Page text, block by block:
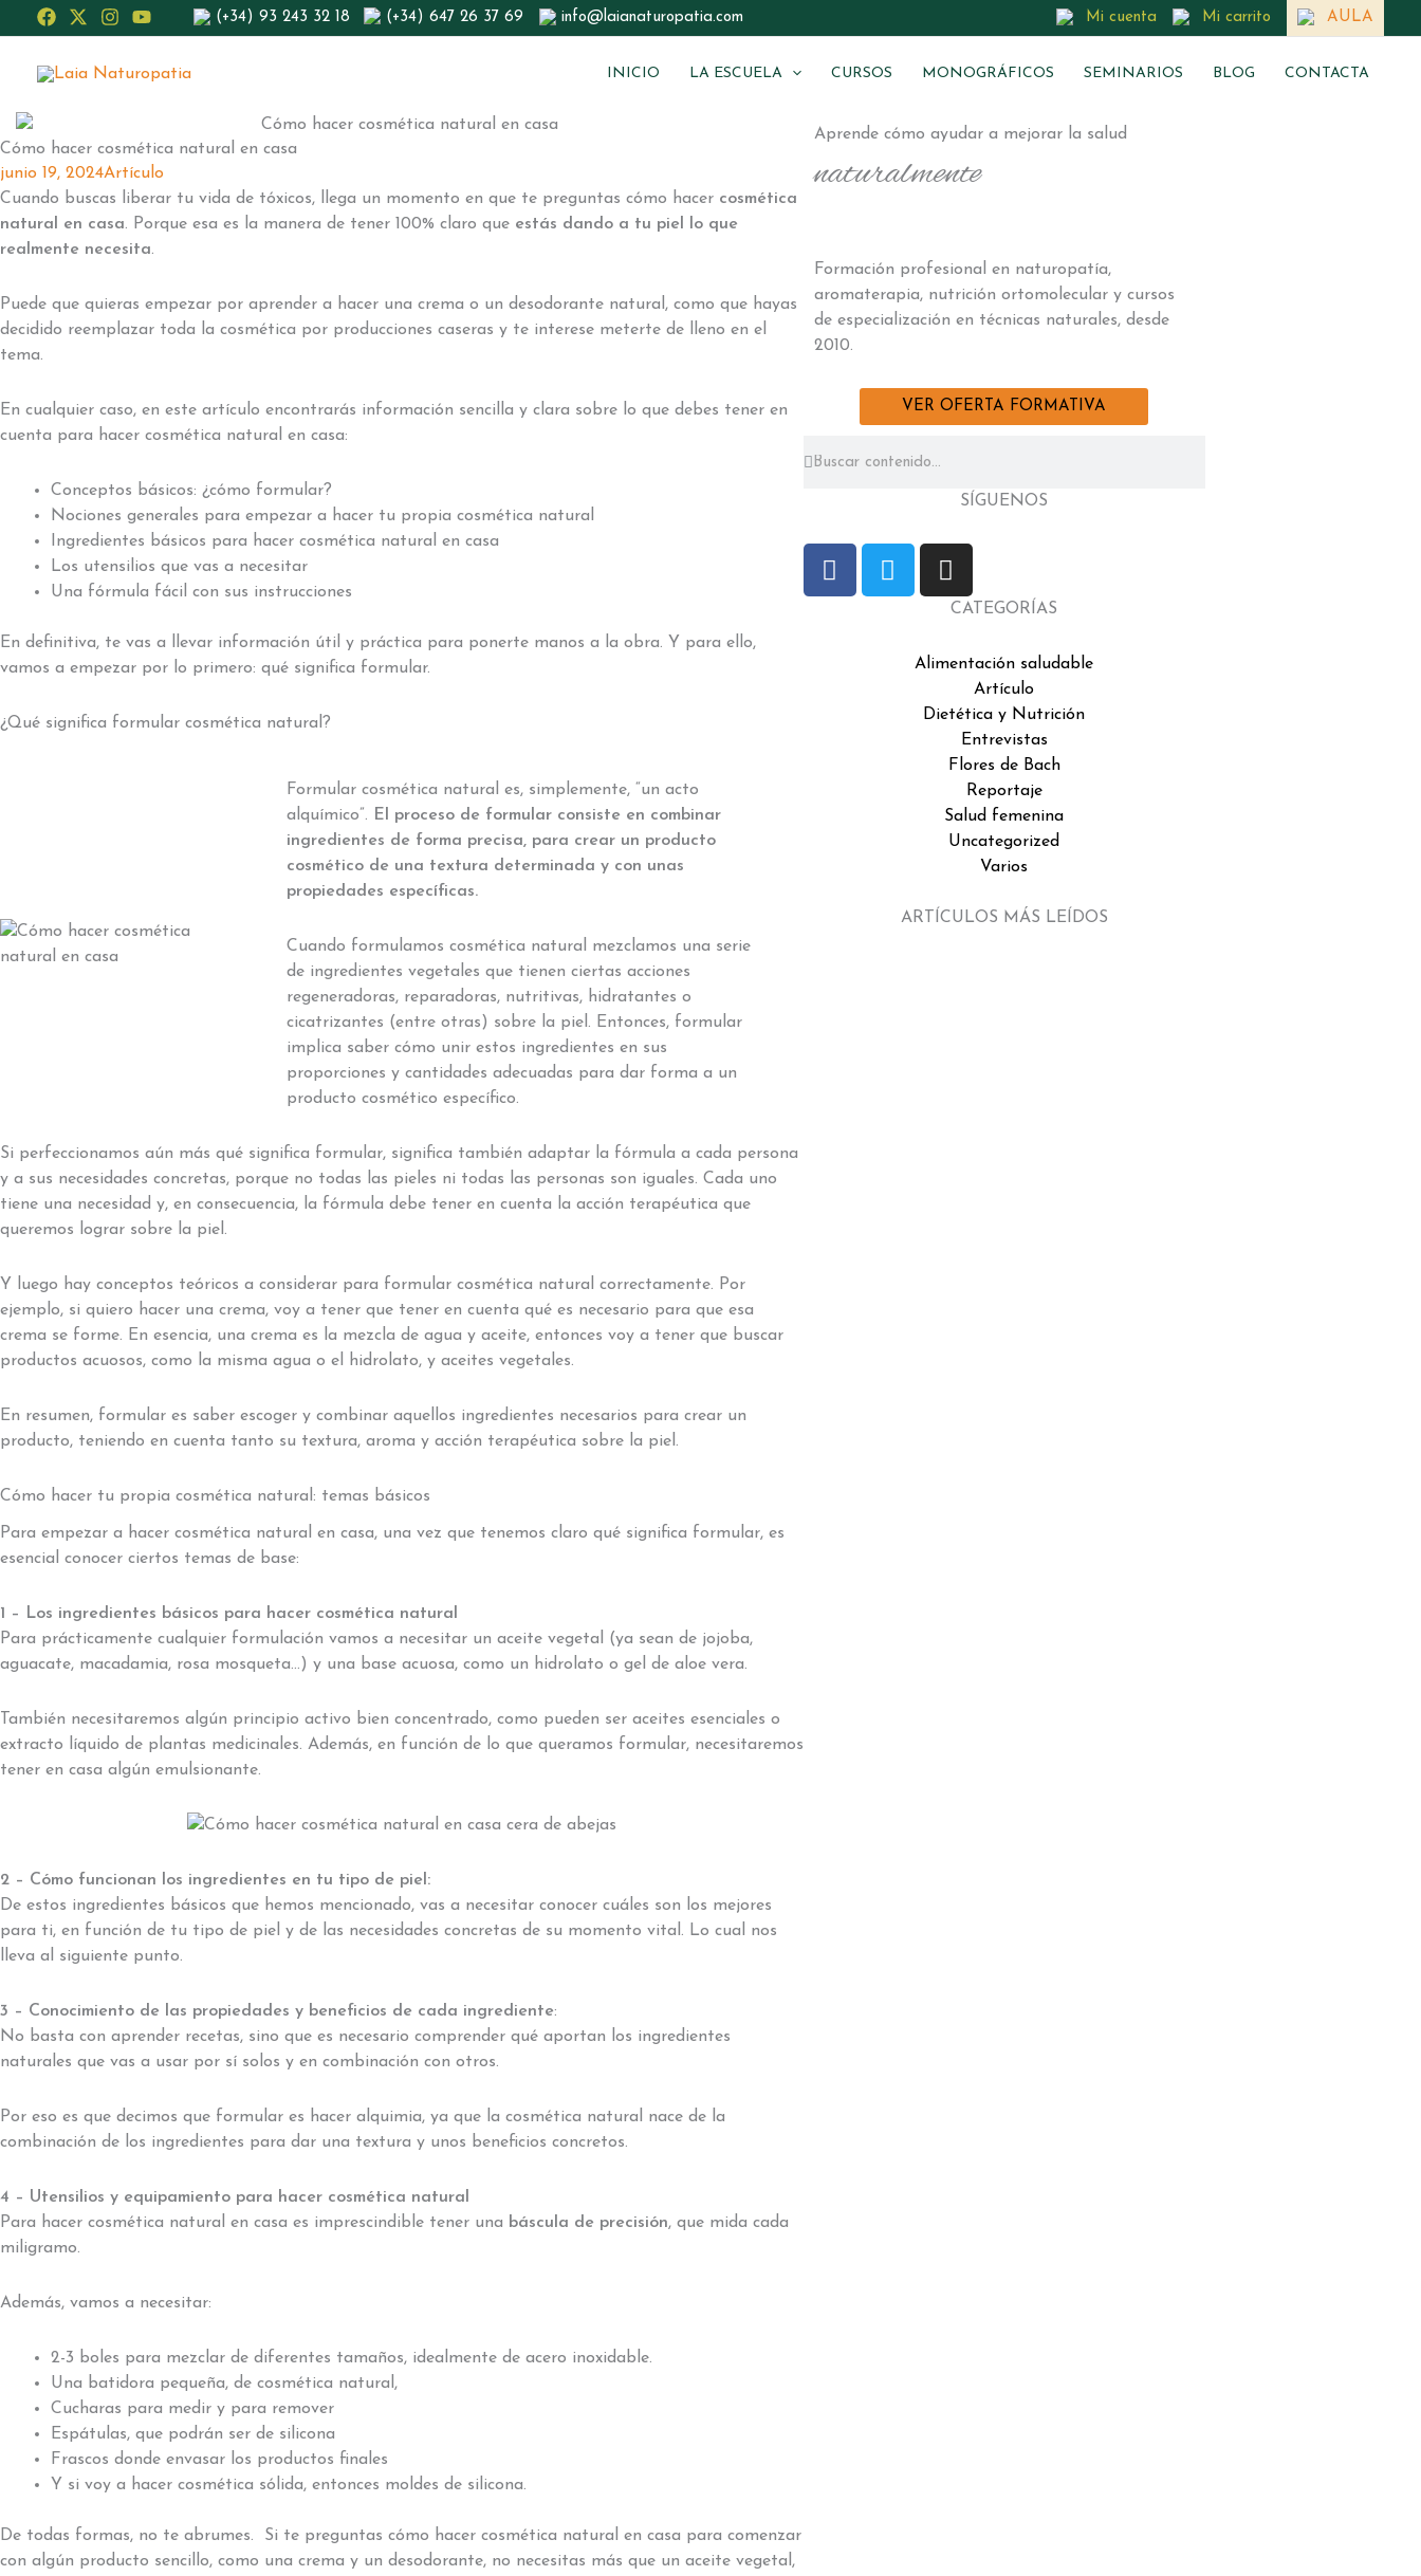
al
contenido
(+34) 93 243 32 18 (+34) 647 26 37 69 info@laianaturopatia.com Mi cuenta Mi carrito AULA
INICIO LA ESCUELA CURSOS MONOGRÁFICOS SEMINARIOS BLOG CONTACTA
Cómo hacer cosmética natural en casa
junio 19, 2024Artículo
Cuando buscas liberar tu vida de tóxicos, llega un momento en que te preguntas cómo hacer cosmética
natural en casa. Porque esa es la manera de tener 100% claro que estás dando a tu piel lo que
realmente necesita.
Puede que quieras empezar por aprender a hacer una crema o un desodorante natural, como que hayas
decidido reemplazar toda la cosmética por producciones caseras y te interese meterte de lleno en el
tema.
En cualquier caso, en este artículo encontrarás información sencilla y clara sobre lo que debes tener en
cuenta para hacer cosmética natural en casa:
Conceptos básicos: ¿cómo formular?
Nociones generales para empezar a hacer tu propia cosmética natural
Ingredientes básicos para hacer cosmética natural en casa
Los utensilios que vas a necesitar
Una fórmula fácil con sus instrucciones
En definitiva, te vas a llevar información útil y práctica para ponerte manos a la obra. Y para ello,
vamos a empezar por lo primero: qué significa formular.
¿Qué significa formular cosmética natural?
Formular cosmética natural es, simplemente, “un acto
alquímico”.
El proceso de formular consiste en combinar
ingredientes de forma precisa, para crear un producto
cosmético de una textura determinada y con unas
propiedades específicas.
Cuando formulamos cosmética natural mezclamos una serie
de ingredientes vegetales que tienen ciertas acciones
regeneradoras, reparadoras, nutritivas, hidratantes o
cicatrizantes (entre otras) sobre la piel. Entonces, formular
implica saber cómo unir estos ingredientes en sus
proporciones y cantidades adecuadas para dar forma a un
producto cosmético específico.
Si perfeccionamos aún más qué significa formular, significa también adaptar la fórmula a cada persona
y a sus necesidades concretas, porque no todas las pieles ni todas las personas son iguales. Cada uno
tiene una necesidad y, en consecuencia, la fórmula debe tener en cuenta la acción terapéutica que
queremos lograr sobre la piel.
Y luego hay conceptos teóricos a considerar para formular cosmética natural correctamente. Por
ejemplo, si quiero hacer una crema, voy a tener que tener en cuenta qué es necesario para que esa
crema se forme. En esencia, una crema es la mezcla de agua y aceite, entonces voy a tener que buscar
productos acuosos, como la misma agua o el hidrolato, y aceites vegetales.
En resumen, formular es saber escoger y combinar aquellos ingredientes necesarios para crear un
producto, teniendo en cuenta tanto su textura, aroma y acción terapéutica sobre la piel.
Cómo hacer tu propia cosmética natural: temas básicos
Para empezar a hacer cosmética natural en casa, una vez que tenemos claro qué significa formular, es
esencial conocer ciertos temas de base:
1 – Los ingredientes básicos para hacer cosmética natural
Para prácticamente cualquier formulación vamos a necesitar un aceite vegetal (ya sean de jojoba,
aguacate, macadamia, rosa mosqueta…) y una base acuosa, como un hidrolato o gel de aloe vera.
También necesitaremos algún principio activo bien concentrado, como pueden ser aceites esenciales o
extracto líquido de plantas medicinales. Además, en función de lo que queramos formular, necesitaremos
tener en casa algún emulsionante.
2 – Cómo funcionan los ingredientes en tu tipo de piel:
De estos ingredientes básicos que hemos mencionado, vas a necesitar conocer cuáles son los mejores
para ti, en función de tu tipo de piel y de las necesidades concretas de su momento vital. Lo cual nos
lleva al siguiente punto.
3 – Conocimiento de las propiedades y beneficios de cada ingrediente:
No basta con aprender recetas, sino que es necesario comprender qué aportan los ingredientes
naturales que vas a usar por sí solos y en combinación con otros.
Por eso es que decimos que formular es hacer alquimia, ya que la cosmética natural nace de la
combinación de los ingredientes para dar una textura y unos beneficios concretos.
4 – Utensilios y equipamiento para hacer cosmética natural
Para hacer cosmética natural en casa es imprescindible tener una báscula de precisión, que mida cada
miligramo.
Además, vamos a necesitar:
2-3 boles para mezclar de diferentes tamaños, idealmente de acero inoxidable.
Una batidora pequeña, de cosmética natural,
Cucharas para medir y para remover
Espátulas, que podrán ser de silicona
Frascos donde envasar los productos finales
Y si voy a hacer cosmética sólida, entonces moldes de silicona.
De todas formas, no te abrumes. Si te preguntas cómo hacer cosmética natural en casa para comenzar
con algún producto sencillo, como una crema y un desodorante, no necesitas más que un aceite vegetal,
Aprende cómo ayudar a mejorar la salud
naturalmente
Formación profesional en naturopatía,
aromaterapia, nutrición ortomolecular y cursos
de especialización en técnicas naturales, desde
2010.
VER OFERTA FORMATIVA
SÍGUENOS
F
a
T
w
I
n
s
a
r
m
CATEGORÍAS
Alimentación saludable
Artículo
Dietética y Nutrición
Entrevistas
Flores de Bach
Reportaje
Salud femenina
Uncategorized
Varios
ARTÍCULOS MÁS LEÍDOS